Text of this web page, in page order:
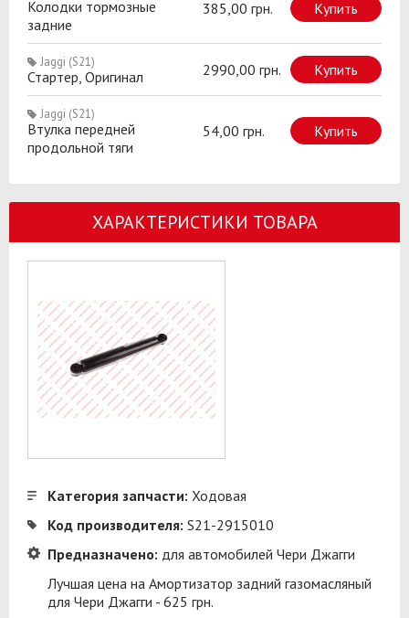
Колодки тормозные
задние
385,00 грн. Купить
Jaggi (S21)
Стартер, Оригинал 2990,00 грн. Купить
Jaggi (S21)
Втулка передней
продольной тяги
54,00 грн. Купить
ХАРАКТЕРИСТИКИ ТОВАРА
Категория запчасти: Ходовая
Код производителя: S21-2915010
Предназначено: для автомобилей Чери Джагги
Лучшая цена на Амортизатор задний газомасляный
для Чери Джагги - 625 грн.